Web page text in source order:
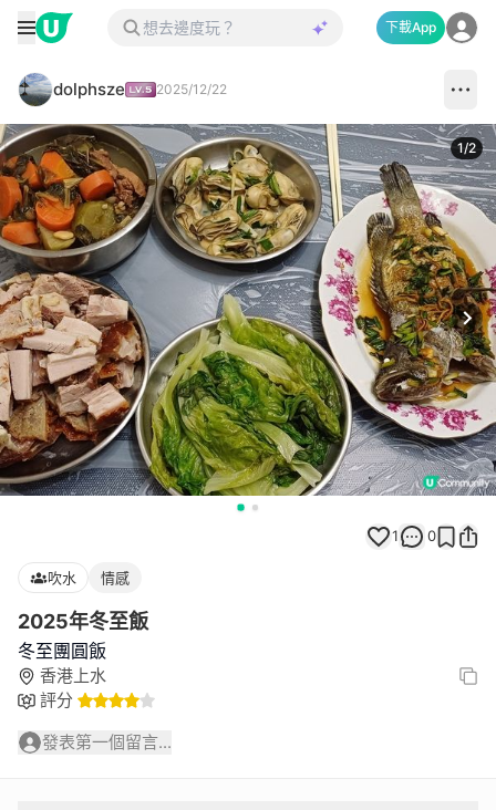
下載App
dolphsze 2025/12/22
1/2
1 0
吹水 情感
2025年冬至飯
冬至團圓飯
香港上水
評分
發表第一個留言...